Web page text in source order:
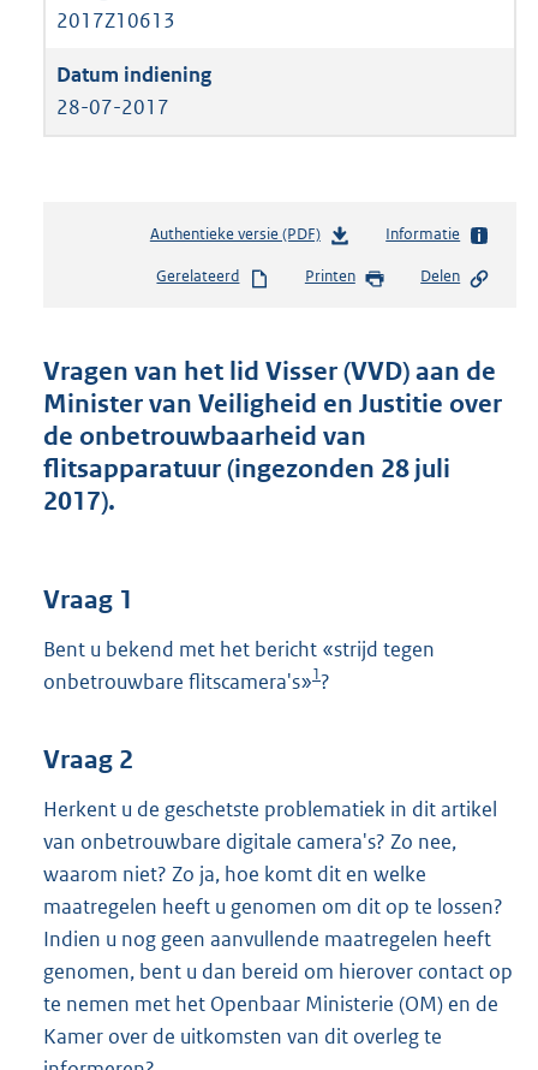
2017Z10613
28-07-2017
Authentieke versie (PDF)b
s
d
s
g
r
K
Informatie
Gerelateerd Printen Delen
Vragen van het lid Visser (VVD) aan de
Minister van Veiligheid en Justitie over
de onbetrouwbaarheid van
flitsapparatuur (ingezonden 28 juli
2017).
Vraag 1
Bent u bekend met het bericht «strijd tegen
onbetrouwbare flitscamera's»1?
Vraag 2
Herkent u de geschetste problematiek in dit artikel
van onbetrouwbare digitale camera's? Zo nee,
waarom niet? Zo ja, hoe komt dit en welke
maatregelen heeft u genomen om dit op te lossen?
Indien u nog geen aanvullende maatregelen heeft
genomen, bent u dan bereid om hierover contact op
te nemen met het Openbaar Ministerie (OM) en de
Kamer over de uitkomsten van dit overleg te